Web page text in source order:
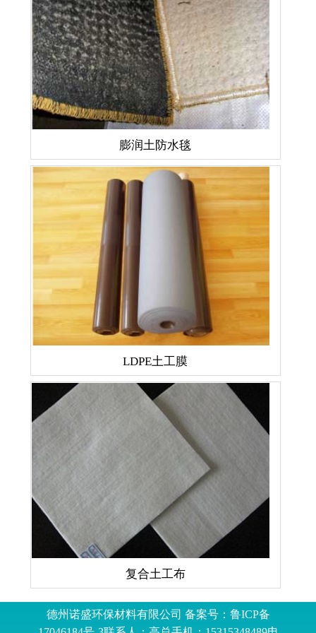
膨润土防水毯
LDPE土工膜
复合土工布
德州诺盛环保材料有限公司 备案号： 鲁ICP备